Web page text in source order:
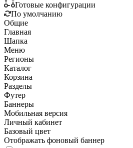
Готовые конфигурации
По умолчанию
Общие
Главная
Шапка
Меню
Регионы
Каталог
Корзина
Разделы
Футер
Баннеры
Мобильная версия
Личный кабинет
Базовый цвет
Отображать фоновый баннер